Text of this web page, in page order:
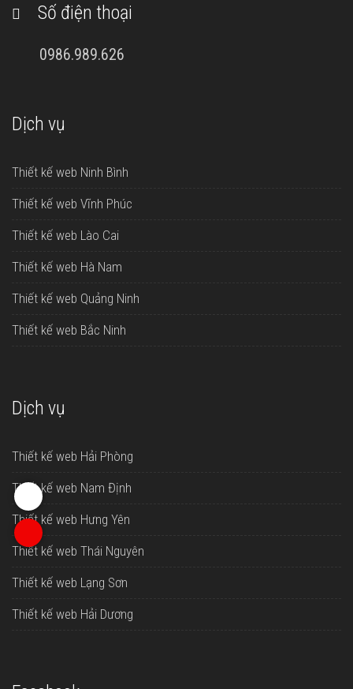
Số điện thoại
0986.989.626
Dịch vụ
Thiết kế web Ninh Bình
Thiết kế web Vĩnh Phúc
Thiết kế web Lào Cai
Thiết kế web Hà Nam
Thiết kế web Quảng Ninh
Thiết kế web Bắc Ninh
Dịch vụ
Thiết kế web Hải Phòng
Thiết kế web Nam Định
Thiết kế web Hưng Yên
Thiết kế web Thái Nguyên
Thiết kế web Lạng Sơn
Thiết kế web Hải Dương